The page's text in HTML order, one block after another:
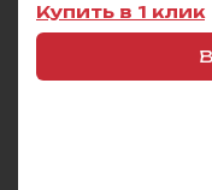
Купить в 1 клик